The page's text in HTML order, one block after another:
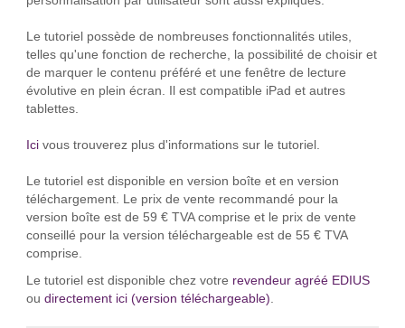
Le tutoriel possède de nombreuses fonctionnalités utiles,
telles qu'une fonction de recherche, la possibilité de choisir et
de marquer le contenu préféré et une fenêtre de lecture
évolutive en plein écran. Il est compatible iPad et autres
tablettes.
Icivous trouverez plus d'informations sur le tutoriel.
Le tutoriel est disponible en version boîte et en version
téléchargement. Le prix de vente recommandé pour la
version boîte est de 59 € TVA comprise et le prix de vente
conseillé pour la version téléchargeable est de 55 € TVA
comprise.
Le tutoriel est disponible chez votre revendeur agréé EDIUS
ou directement ici (version téléchargeable).